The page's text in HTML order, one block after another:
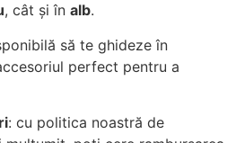
, cât și în alb.
să te ghideze în
perfect pentru a
: cu politica noastră de